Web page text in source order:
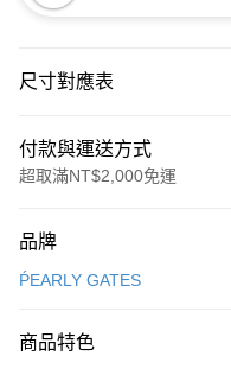
尺寸對應表
付款與運送方式
超取滿NT$2,000免運
信用卡一次付款
LINE Pay
品牌
ṔEARLY GATES
商品特色